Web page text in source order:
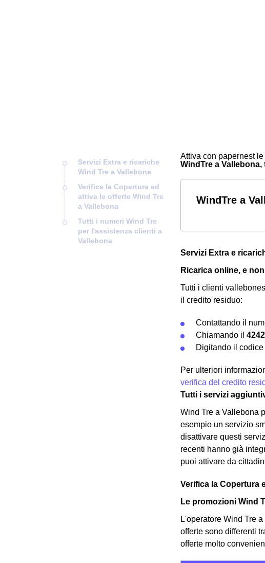
Servizi Extra e ricariche
Wind Tre a Vallebona
Verifica la Copertura ed
attiva le offerte Wind Tre
a Vallebona
Tutti i numeri Wind Tre
per l'assistenza clienti a
Vallebona
Attiva con papernest
WindTre a
WindTre a
Servizi Extra e
Ricarica online, e
Tutti i clienti
il credito residuo:
Contattando il
Chiamando il 4242
Digitando il codice
Per ulteriori
verifica del credito
Tutti i servizi
Wind Tre a Vallebona
esempio un servizio
disattivare questi
recenti hanno già
puoi attivare da
Verifica la Copertura
Le promozioni Wind
L'operatore Wind Tre
offerte sono differenti
offerte molto